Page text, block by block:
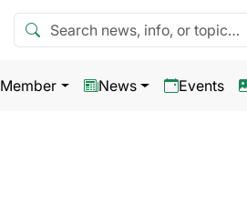
Search news
Member News Events